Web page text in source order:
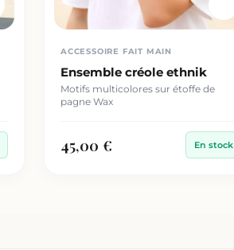
ACCESSOIRE FAIT MAIN
Ensemble créole ethnik
Motifs multicolores sur étoffe de
pagne Wax
45,00 € En stock